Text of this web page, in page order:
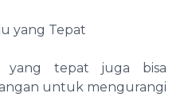
yang Tepat
yang tepat juga bisa
untuk mengurangi